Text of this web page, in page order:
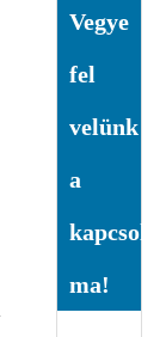
Vegye
fel
velünk
a
ma!